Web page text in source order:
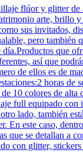
flúor y glitter
arte, brillo
sus invitados,
pero también
día.Productos que
así que
de ellos es de
horas de
10 colores de alta
full equipado con
lado, también
En este caso,
que se detallan a
con glitter,